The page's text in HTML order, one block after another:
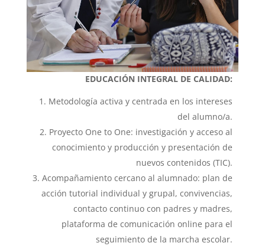
EDUCACIÓN INTEGRAL DE CALIDAD:
Metodología activa y centrada en los intereses
del alumno/a.
Proyecto One to One: investigación y acceso al
conocimiento y producción y presentación de
nuevos contenidos (TIC).
Acompañamiento cercano al alumnado: plan de
acción tutorial individual y grupal, convivencias,
contacto continuo con padres y madres,
plataforma de comunicación online para el
seguimiento de la marcha escolar.